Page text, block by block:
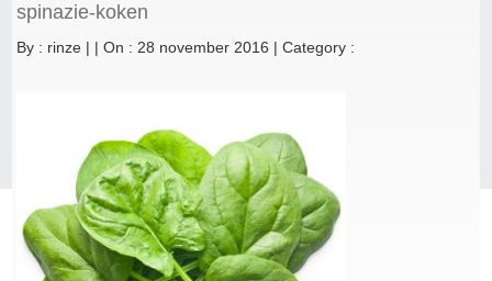
spinazie-koken
By : rinze | | On : 28 november 2016 | Category :